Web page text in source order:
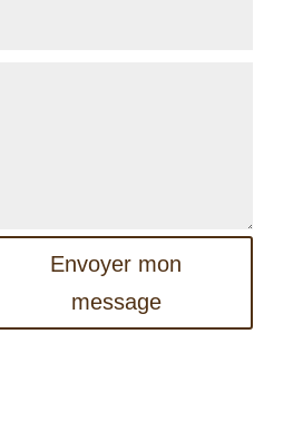
Envoyer mon
message